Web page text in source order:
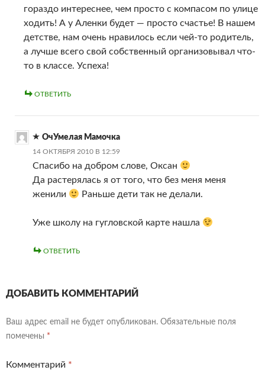
гораздо интереснее, чем просто с компасом по улице
ходить! А у Аленки будет — просто счастье! В нашем
детстве, нам очень нравилось если чей-то родитель,
а лучше всего свой собственный организовывал что-
то в классе. Успеха!
ОТВЕТИТЬ
ОчУмелая Мамочка
14 ОКТЯБРЯ 2010 В 12:59
Спасибо на добром слове, Оксан
Да растерялась я от того, что без меня меня
женили
Раньше дети так не делали.
Уже школу на гугловской карте нашла
ОТВЕТИТЬ
ДОБАВИТЬ КОММЕНТАРИЙ
Ваш адрес email не будет опубликован. Обязательные поля
помечены *
Комментарий *